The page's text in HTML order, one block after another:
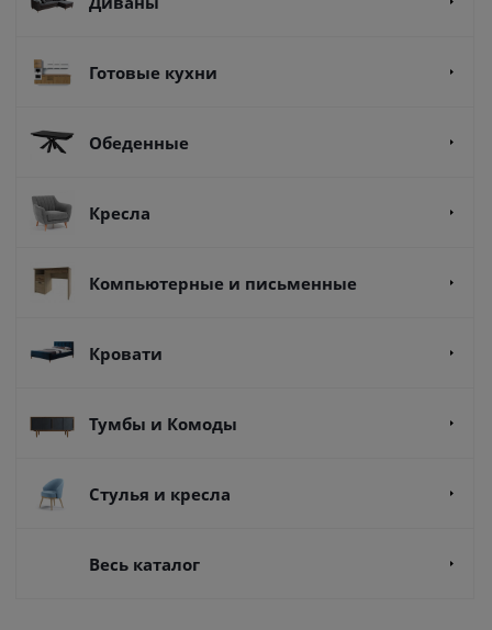
Готовые кухни
Обеденные
Кресла
Компьютерные и письменные
Кровати
Тумбы и Комоды
Стулья и кресла
Весь каталог